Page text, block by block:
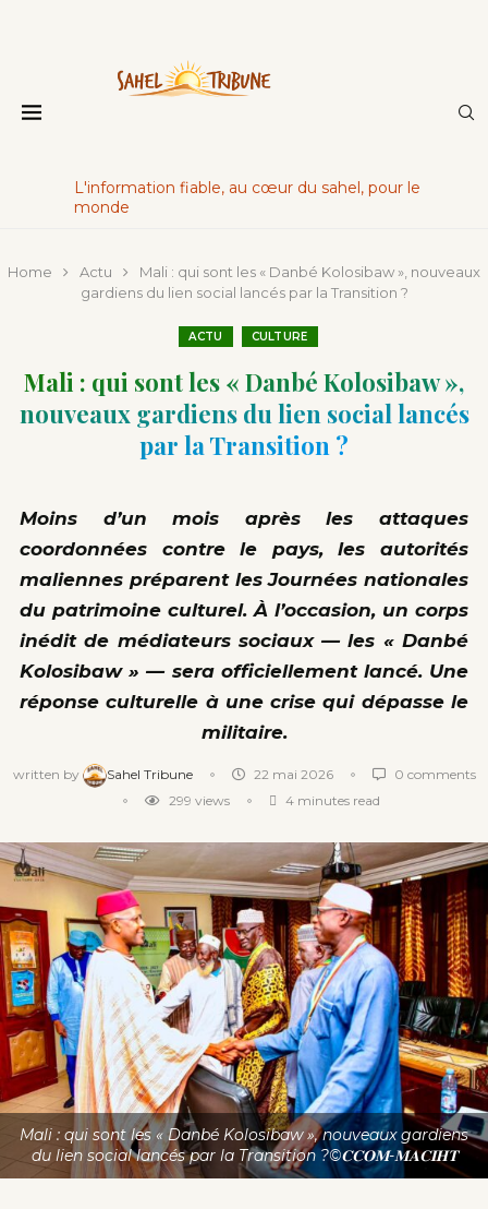
L'information fiable, au cœur du sahel, pour le
monde
Home Actu
Mali : qui sont les « Danbé Kolosibaw », nouveaux
gardiens du lien social lancés par la Transition ?
ACTU CULTURE
Mali : qui sont les « Danbé Kolosibaw »,
nouveaux gardiens du lien social lancés
par la Transition ?
Moins d’un mois après les attaques
coordonnées contre le pays, les autorités
maliennes préparent les Journées nationales
du patrimoine culturel. À l’occasion, un corps
inédit de médiateurs sociaux — les « Danbé
Kolosibaw » — sera officiellement lancé. Une
réponse culturelle à une crise qui dépasse le
militaire.
written by Sahel Tribune 22 mai 2026
0 comments
299 views 4 minutes read
Mali : qui sont les « Danbé Kolosibaw », nouveaux gardiens
du lien social lancés par la Transition ?©𝐂𝐂𝐎𝐌-𝐌𝐀𝐂𝐈𝐇𝐓